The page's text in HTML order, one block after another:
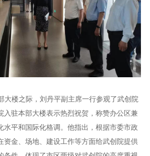
大楼之际，刘丹平副主席一行参观了武创院
入驻本部大楼表示热烈祝贺，称赞办公区兼
水平和国际化格调。他指出，根据市委市政
资金、场地、建设工作等方面给武创院提供